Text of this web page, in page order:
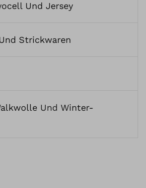
Und Jersey
Strickwaren
Und Winter-